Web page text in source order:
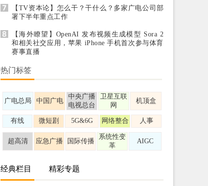
【TV资本论】怎么干？干什么？多家广电公司部
署下半年重点工作
【海外瞭望】OpenAI 发布视频生成模型 Sora 2
和相关社交应用，苹果 iPhone 手机首次参与体育
赛事直播
热门标签
广电总局 中国广电
中央广播
电视总台
卫星互联
网
机顶盒
有线 微短剧 5G&6G 网络整合 人事
超高清 应急广播 国际传播
系统性变
革
AIGC
经典栏目 精彩专题